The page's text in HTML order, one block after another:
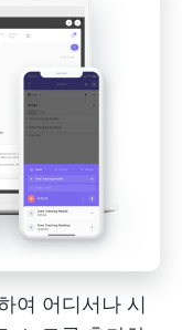
여 어디서나 시